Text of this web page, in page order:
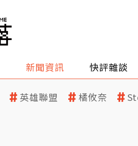
新聞資訊 快評雜談
英雄聯盟 橘攸奈